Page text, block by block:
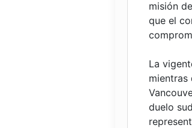
misión
que el
La
mientras
duelo